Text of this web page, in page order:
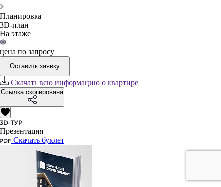
Планировка
3D-план
На этаже
цена по запросу
Оставить заявку
Скачать всю информацию о квартире
Ссылка скопирована
Презентация
Скачать буклет